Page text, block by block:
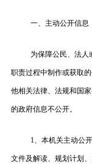
一、主动公开信息
为保障公民、法人
职责过程中制作或获取
他相关法律、法规和国
的政府信息不公开。
1、本机关主动公
文件及解读、规划计划